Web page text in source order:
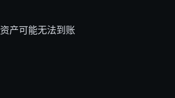
产可能无法到账